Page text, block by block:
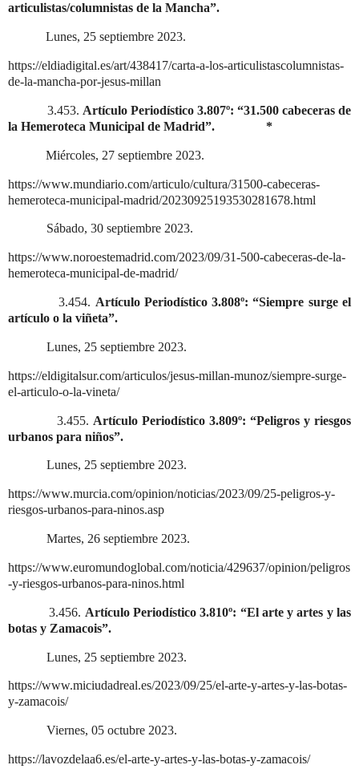
articulistas/columnistas de la Mancha”.
Lunes, 25 septiembre 2023.
https://eldiadigital.es/art/438417/carta-a-los-articulistascolumnistas-
de-la-mancha-por-jesus-millan
3.453. Artículo Periodístico 3.807º: “31.500 cabeceras de
la Hemeroteca Municipal de Madrid”.
*
Miércoles, 27 septiembre 2023.
https://www.mundiario.com/articulo/cultura/31500-cabeceras-
hemeroteca-municipal-madrid/20230925193530281678.html
Sábado, 30 septiembre 2023.
https://www.noroestemadrid.com/2023/09/31-500-cabeceras-de-la-
hemeroteca-municipal-de-madrid/
3.454. Artículo Periodístico 3.808º: “Siempre surge el
artículo o la viñeta”.
Lunes, 25 septiembre 2023.
https://eldigitalsur.com/articulos/jesus-millan-munoz/siempre-surge-
el-articulo-o-la-vineta/
3.455. Artículo Periodístico 3.809º: “Peligros y riesgos
urbanos para niños”.
Lunes, 25 septiembre 2023.
https://www.murcia.com/opinion/noticias/2023/09/25-peligros-y-
riesgos-urbanos-para-ninos.asp
Martes, 26 septiembre 2023.
https://www.euromundoglobal.com/noticia/429637/opinion/peligros
-y-riesgos-urbanos-para-ninos.html
3.456. Artículo Periodístico 3.810º: “El arte y artes y las
botas y Zamacois”.
Lunes, 25 septiembre 2023.
https://www.miciudadreal.es/2023/09/25/el-arte-y-artes-y-las-botas-
y-zamacois/
Viernes, 05 octubre 2023.
https://lavozdelaa6.es/el-arte-y-artes-y-las-botas-y-zamacois/